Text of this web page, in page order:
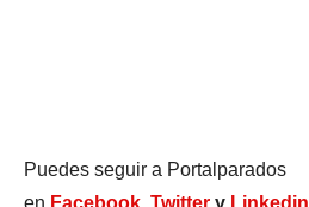
Puedes seguir a Portalparados
en Facebook, Twitter y Linkedin